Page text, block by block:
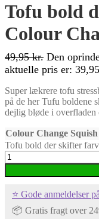
Tofu bold
Colour
49,95kr. Den
aktuelle pris er:
Super lækrere tofu
på de her Tufu boldene
dejlig bløde i
Colour Change
Tofu bold der skifter
⭐ Gode anmeldelser
📦 Gratis fragt over